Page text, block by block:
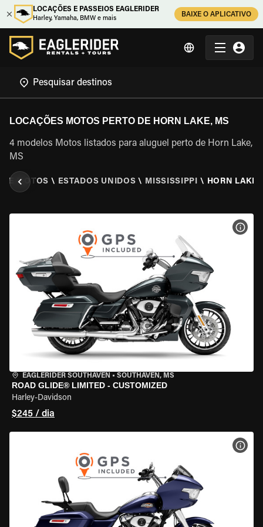
LOCAÇÕES E PASSEIOS EAGLERIDER
Harley, Yamaha, BMW e mais
BAIXE O APLICATIVO
LOCAÇÕES MOTOS PERTO DE HORN LAKE, MS
4 modelos Motos listados para aluguel perto de Horn Lake,
MS
MOTOS \ ESTADOS UNIDOS \ MISSISSIPPI \ HORN LAKE,
EAGLERIDER SOUTHAVEN • SOUTHAVEN, MS
ROAD GLIDE® LIMITED - CUSTOMIZED
Harley-Davidson
$245 / dia
VER
VER